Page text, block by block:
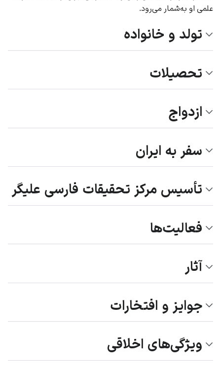
علمی او به‌شمار می‌رود.
تولد و خانواده
تحصیلات
ازدواج
سفر به ایران
تأسیس مرکز تحقیقات فارسی علیگر
فعالیت‌ها
آثار
جوایز و افتخارات
ویژگی‌های اخلاقی